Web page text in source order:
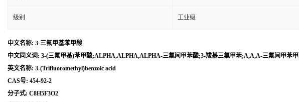
级别 工业级
中文名称: 3-三氟甲基苯甲酸
中文同义词: 3-(三氟甲基)苯甲酸;ALPHA,ALPHA,ALPHA-三氟间甲苯酸;3-羧基三氟甲苯;Α,Α,Α-三氟间甲苯
英文名称: 3-(Trifluoromethyl)benzoic acid
CAS号: 454-92-2
分子式: C8H5F3O2